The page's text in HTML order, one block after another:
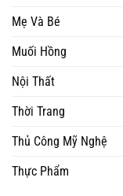
Mẹ Và Bé
Muối Hồng
Nội Thất
Thời Trang
Thủ Công Mỹ Nghệ
Thực Phẩm